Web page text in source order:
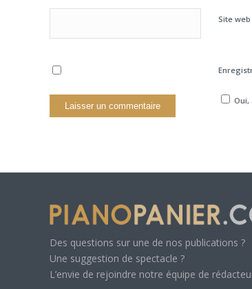
Site web
Oui,
Des questions sur une de nos publications ?
Une suggestion de spectacle ?
L’envie de rejoindre notre équipe de